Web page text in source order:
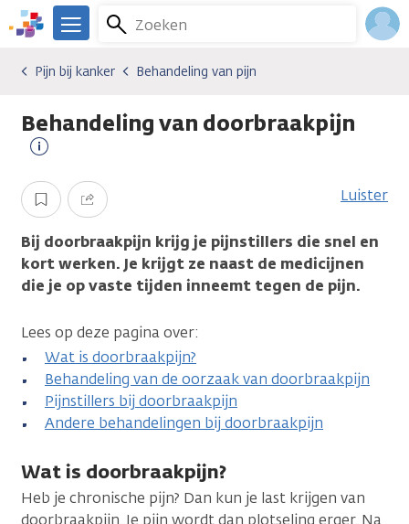
Overslaan
en
gaan
We
er
je.
Kanker.nl
Zoeken
Menu
Gevolgen van kanker
Pijn bij kanker
Behandeling van pijn
Pijn bij kanker Behandeling van pijn
Behandeling van doorbraakpijn
informatie
Opslaan Delen Luister
Bij doorbraakpijn krijg je pijnstillers die snel en
kort werken. Je krijgt ze naast de medicijnen
die je op vaste tijden inneemt tegen de pijn.
Lees op deze pagina over:
Wat is doorbraakpijn?
Behandeling van de oorzaak van doorbraakpijn
Pijnstillers bij doorbraakpijn
Andere behandelingen bij doorbraakpijn
Wat is doorbraakpijn?
Heb je chronische pijn? Dan kun je last krijgen van
doorbraakpijn. Je pijn wordt dan plotseling erger. Na